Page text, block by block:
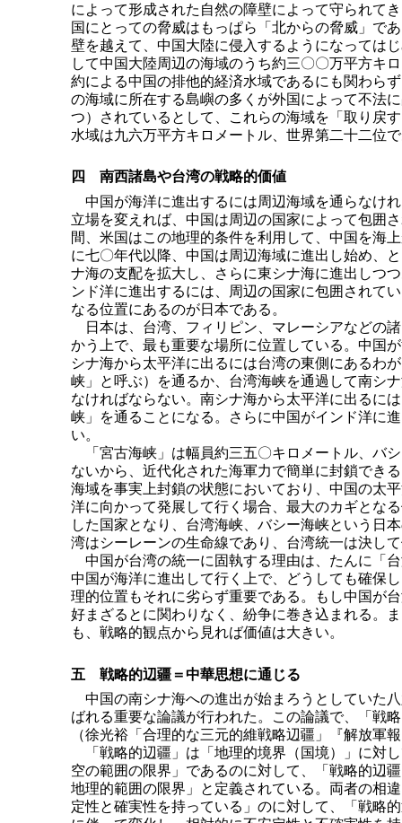
によって形成された自然の障壁によって守られて
国にとっての脅威はもっぱら「北からの脅威」で
壁を越えて、中国大陸に侵入するようになっては
して中国大陸周辺の海域のうち約三〇〇万平方キ
約による中国の排他的経済水域であるにも関わら
の海域に所在する島嶼の多くが外国によって不法
つ）されているとして、これらの海域を「取り戻
水域は九六万平方キロメートル、世界第二十二位
四 南西諸島や台湾の戦略的価値
中国が海洋に進出するには周辺海域を通らなけ
立場を変えれば、中国は周辺の国家によって包囲
間、米国はこの地理的条件を利用して、中国を海
に七〇年代以降、中国は周辺海域に進出し始め、
ナ海の支配を拡大し、さらに東シナ海に進出しつ
ンド洋に進出するには、周辺の国家に包囲されて
なる位置にあるのが日本である。
日本は、台湾、フィリピン、マレーシアなどの
かう上で、最も重要な場所に位置している。中国
シナ海から太平洋に出るには台湾の東側にあるわ
峡」と呼ぶ）を通るか、台湾海峡を通過して南シ
なければならない。南シナ海から太平洋に出るに
峡」を通ることになる。さらに中国がインド洋に
い。
「宮古海峡」は幅員約三五〇キロメートル、バ
ないから、近代化された海軍力で簡単に封鎖でき
海域を事実上封鎖の状態においており、中国の太
洋に向かって発展して行く場合、最大のカギとな
した国家となり、台湾海峡、バシー海峡という日
湾はシーレーンの生命線であり、台湾統一は決し
中国が台湾の統一に固執する理由は、たんに「
中国が海洋に進出して行く上で、どうしても確保
理的位置もそれに劣らず重要である。もし中国が
好まざるとに関わりなく、紛争に巻き込まれる。
も、戦略的観点から見れば価値は大きい。
五 戦略的辺疆＝中華思想に通じる
中国の南シナ海への進出が始まろうとしていた
ばれる重要な論議が行われた。この論議で、「戦
（徐光裕「合理的な三元的維戦略辺疆」『解放軍
「戦略的辺疆」は「地理的境界（国境）」に対
空の範囲の限界」であるのに対して、「戦略的辺
地理的範囲の限界」と定義されている。両者の相
定性と確実性を持っている」のに対して、「戦略